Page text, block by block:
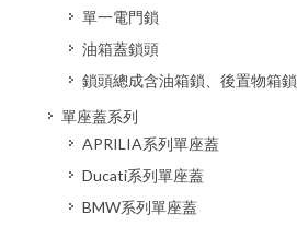
單一電門鎖
油箱蓋鎖頭
鎖頭總成含油箱鎖、後置物箱鎖
單座蓋系列
APRILIA系列單座蓋
Ducati系列單座蓋
BMW系列單座蓋